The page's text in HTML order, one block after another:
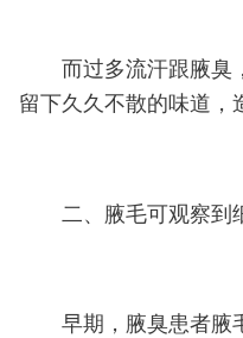
而过多流汗跟腋臭
留下久久不散的味道，
二、腋毛可观察到
早期，腋臭患者腋